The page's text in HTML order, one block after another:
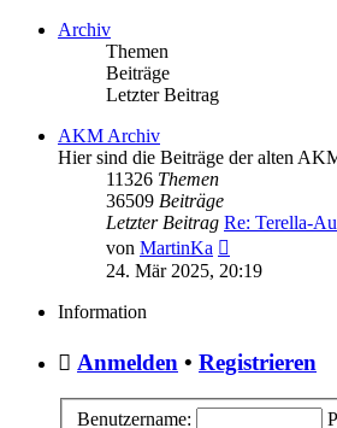
Archiv
Themen
Beiträge
Letzter Beitrag
AKM Archiv
Hier sind die Beiträge der alten
11326 Themen
36509 Beiträge
Letzter Beitrag Re: Terella-
von MartinKa
Beitrag
24. Mär 2025, 20:19
Information
Anmelden • Registrieren
Benutzername: